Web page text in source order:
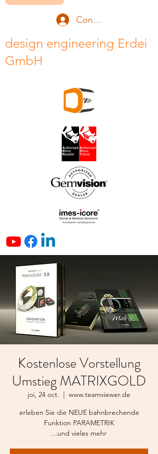
Conectează-te
design engineering Erdei
GmbH
Kostenlose Vorstellung
Umstieg MATRIXGOLD
joi, 24 oct.
  |
www.teamviewer.de
erleben Sie die NEUE bahnbrechende
Funktion PARAMETRIK
...und vieles mehr